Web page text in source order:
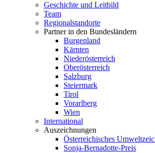
Geschichte und Leitbild
Team
Regionalstandorte
Partner in den Bundesländern
Burgenland
Kärnten
Niederösterreich
Oberösterreich
Salzburg
Steiermark
Tirol
Vorarlberg
Wien
International
Auszeichnungen
Österreichisches
Sonja-Bernadotte-Preis